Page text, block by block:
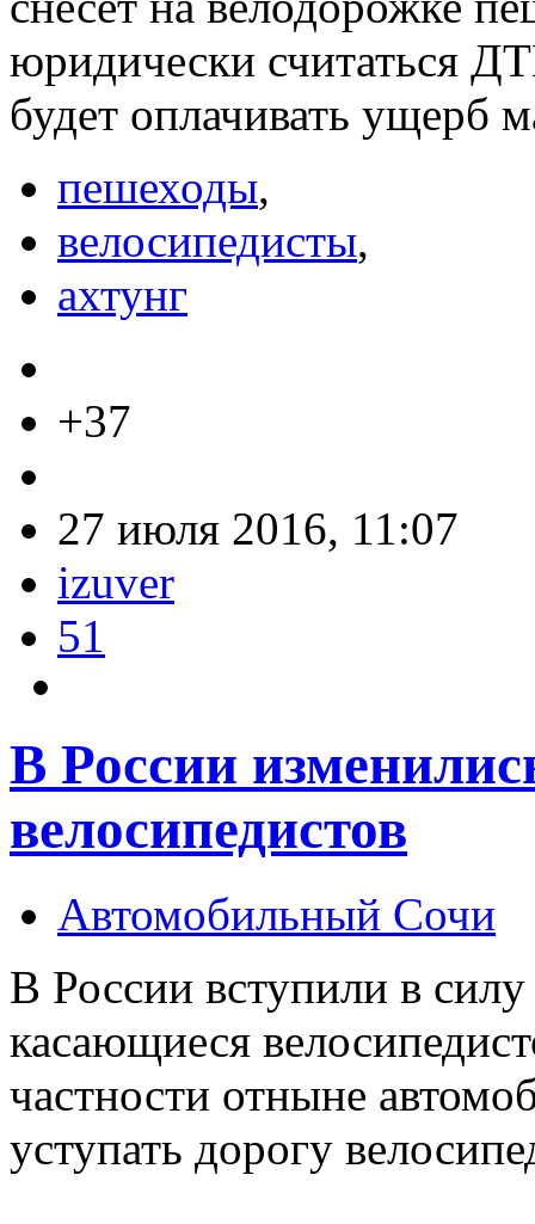
юридически считаться
будет оплачивать ущерб
пешеходы,
велосипедисты,
ахтунг
+37
27 июля 2016, 11:07
izuver
51
В России
велосипедистов
Автомобильный Сочи
В России вступили в
касающиеся
частности отныне
уступать дорогу